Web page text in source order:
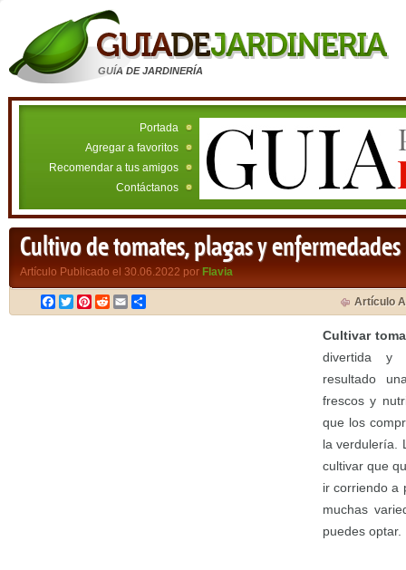
GUÍA DE JARDINERÍA
Portada
Agregar a favoritos
Recomendar a tus amigos
Contáctanos
Cultivo de tomates, plagas y enfermedades
Artículo Publicado el 30.06.2022 por Flavia
Facebook
TwitterPinterest
RedditEmail Artículo
Cultivar
divertida y
resultado
frescos y
que los
la verdulería.
cultivar que
ir corriendo a
muchas
puedes optar.